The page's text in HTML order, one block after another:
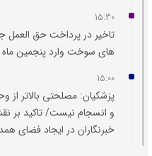
15:30
تاخیر در پرداخت حق العمل
های سوخت وارد پنجمین
15:00
پزشکیان: مصلحتی بالاتر از
و انسجام نیست/ تاکید بر
خبرنگاران در ایجاد فضای